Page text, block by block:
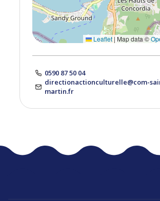
Leaflet | Map data ©
0590 87 50 04
directionactionculturelle@com-
martin.fr